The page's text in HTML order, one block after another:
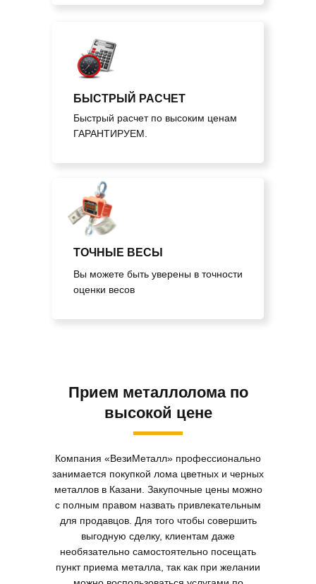
БЫСТРЫЙ РАСЧЕТ
Быстрый расчет по высоким ценам
ГАРАНТИРУЕМ.
ТОЧНЫЕ ВЕСЫ
Вы можете быть уверены в точности
оценки весов
Прием металлолома по
высокой цене
Компания «ВезиМеталл» профессионально
занимается покупкой лома цветных и черных
металлов в Казани. Закупочные цены можно
с полным правом назвать привлекательным
для продавцов. Для того чтобы совершить
выгодную сделку, клиентам даже
необязательно самостоятельно посещать
пункт приема металла, так как при желании